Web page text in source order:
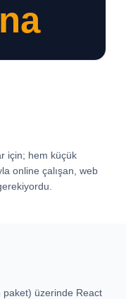
için; hem küçük
online çalışan, web
paket) üzerinde React